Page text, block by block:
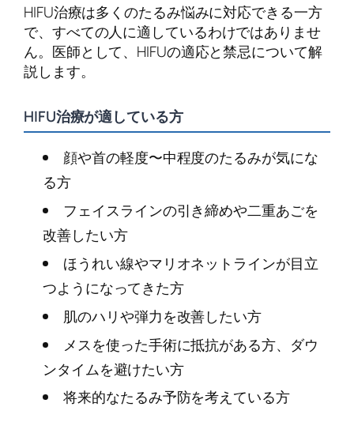
HIFU治療は多くのたるみ悩みに対応できる一方
で、すべての人に適しているわけではありませ
ん。医師として、HIFUの適応と禁忌について解
説します。
HIFU治療が適している方
顔や首の軽度〜中程度のたるみが気にな
る方
フェイスラインの引き締めや二重あごを
改善したい方
ほうれい線やマリオネットラインが目立
つようになってきた方
肌のハリや弾力を改善したい方
メスを使った手術に抵抗がある方、ダウ
ンタイムを避けたい方
将来的なたるみ予防を考えている方